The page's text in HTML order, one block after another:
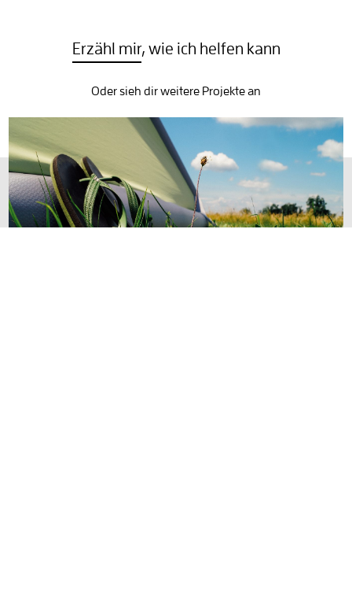
Erzähl mir, wie ich helfen kann
Oder sieh dir weitere Projekte an